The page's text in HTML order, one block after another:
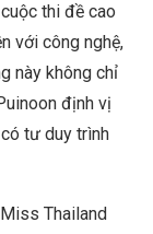
thi đề cao
với công nghệ,
này không chỉ
định vị
tư duy trình
Thailand